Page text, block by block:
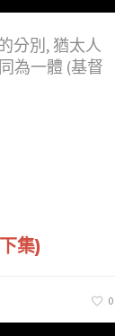
分別, 猶太人
為一體 (基督
集)
0